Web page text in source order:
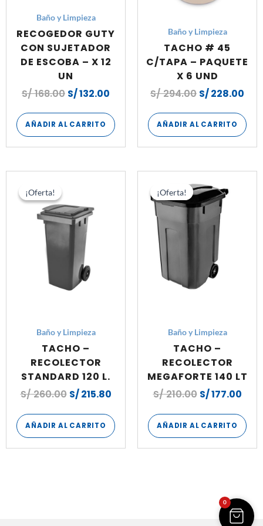
Baño y Limpieza
RECOGEDOR GUTY
CON SUJETADOR
DE ESCOBA – X 12
UN
S/168.00 S/132.00
AÑADIR AL CARRITO
Baño y Limpieza
TACHO # 45
C/TAPA – PAQUETE
X 6 UND
S/294.00 S/228.00
AÑADIR AL CARRITO
¡Oferta!
¡Oferta!
Baño y Limpieza
TACHO –
RECOLECTOR
STANDARD 120 L.
S/260.00
era:
S/ 260.00.
S/215.80
AÑADIR AL CARRITO
¡Oferta!
¡Oferta!
Baño y Limpieza
TACHO –
RECOLECTOR
MEGAFORTE 140 LT
S/210.00
precio
original
era:
S/ 210.00.
S/177.00
AÑADIR AL CARRITO
0